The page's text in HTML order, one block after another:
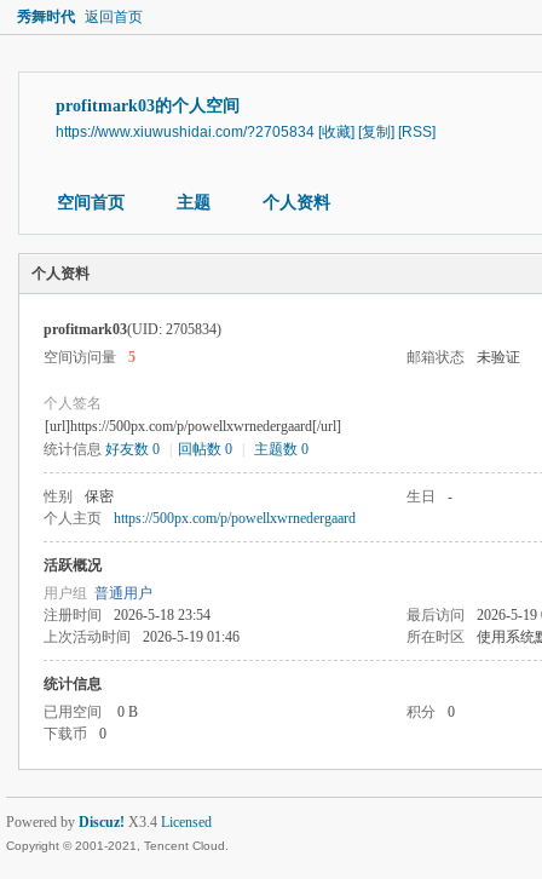
秀舞时代 返回首页
profitmark03的个人空间
https://www.xiuwushidai.com/?2705834 [收藏] [复制] [RSS]
空间首页 主题 个人资料
个人资料
profitmark03(UID: 2705834)
空间访问量
5 邮箱状态 未验证
个人签名
[url]https://500px.com/p/powellxwrnedergaard[/url]
统计信息 好友数 0 回帖数 0 主题数 0
性别 保密 生日
-
个人主页
https://500px.com/p/powellxwrnedergaard
活跃概况
用户组 普通用户
注册时间
2026-5-18 23:54 最后访问
2026-5-19
上次活动时间
2026-5-19 01:46 所在时区 使用系统
统计信息
已用空间
0 B 积分
0
下载币
0
Powered by Discuz! X3.4 Licensed
Copyright © 2001-2021, Tencent Cloud.